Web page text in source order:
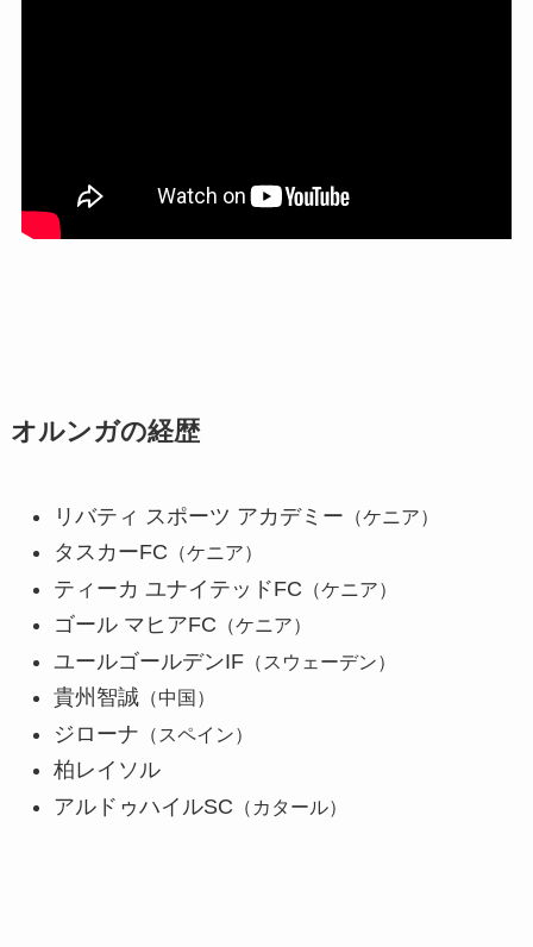
オルンガの経歴
リバティ スポーツ アカデミー （ケニア）
タスカーFC （ケニア）
ティーカ ユナイテッドFC （ケニア）
ゴール マヒアFC （ケニア）
ユールゴールデンIF（スウェーデン）
貴州智誠（中国）
ジローナ （スペイン）
柏レイソル
アルドゥハイルSC （カタール）